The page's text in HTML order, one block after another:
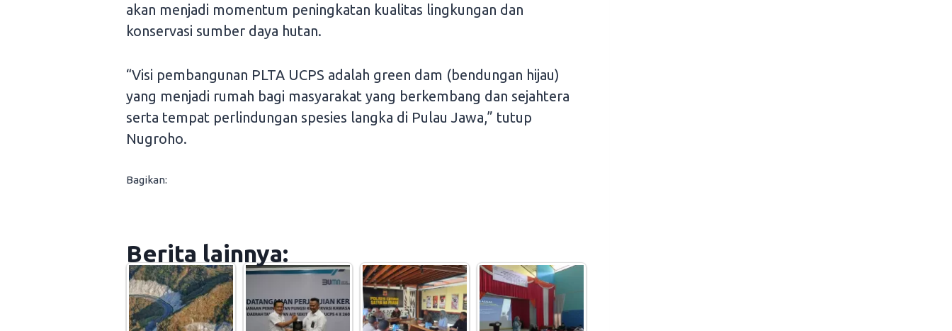
akan menjadi momentum peningkatan kualitas lingkungan dan
konservasi sumber daya hutan.
“Visi pembangunan PLTA UCPS adalah green dam (bendungan hijau)
yang menjadi rumah bagi masyarakat yang berkembang dan sejahtera
serta tempat perlindungan spesies langka di Pulau Jawa,” tutup
Nugroho.
Bagikan:
Berita lainnya: